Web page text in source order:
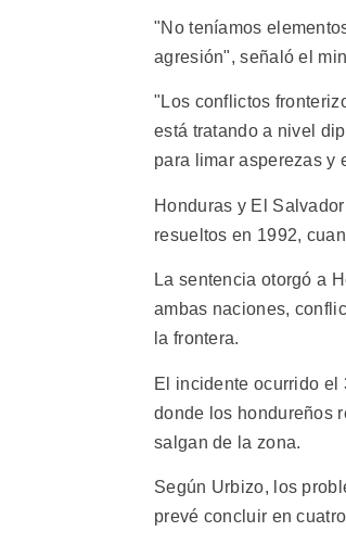
"No teníamos
agresión", señaló el
"Los conflictos
está tratando a nivel
para limar asperezas y
Honduras y El
resueltos en 1992,
La sentencia otorgó a
ambas naciones,
la frontera.
El incidente ocurrido el
donde los hondureños
salgan de la zona.
Según Urbizo, los
prevé concluir en